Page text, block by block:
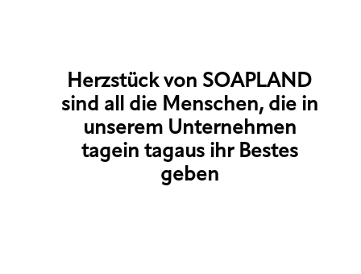
Herzstück von SOAPLAND
sind all die Menschen, die in
unserem Unternehmen
tagein tagaus ihr Bestes
geben